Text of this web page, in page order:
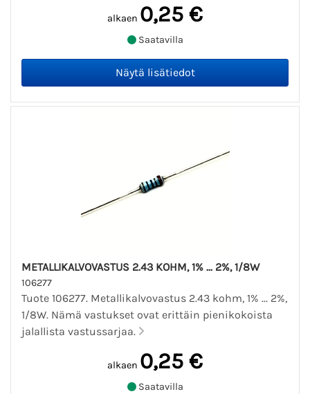
alkaen 0,25 €
Saatavilla
METALLIKALVOVASTUS 2.43 KOHM, 1% ... 2%, 1/8W
106277
Tuote 106277. Metallikalvovastus 2.43 kohm, 1% ... 2%,
1/8W. Nämä vastukset ovat erittäin pienikokoista
jalallista vastussarjaa.
alkaen 0,25 €
Saatavilla